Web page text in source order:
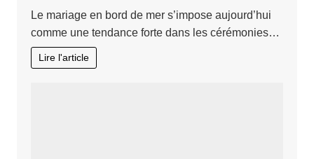
Le mariage en bord de mer s’impose aujourd’hui
comme une tendance forte dans les cérémonies…
Lire l'article